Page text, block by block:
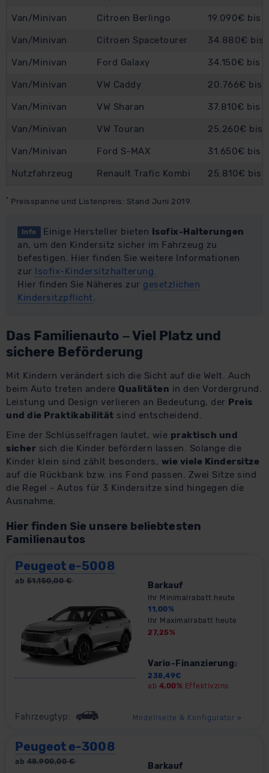
Van/Minivan Citroen Berlingo 19.090€ bis
Van/Minivan Citroen Spacetourer 34.880€ bis
Van/Minivan Ford Galaxy 34.150€ bis
Van/Minivan VW Caddy 20.766€ bis
Van/Minivan VW Sharan 37.810€ bis
Van/Minivan VW Touran 25.260€ bis
Van/Minivan Ford S-MAX 31.650€ bis
Nutzfahrzeug Renault Trafic Kombi 25.810€ bis
* Preisspanne und Listenpreis: Stand Juni 2019.
Info Einige Hersteller bieten Isofix-Halterungen
an, um den Kindersitz sicher im Fahrzeug zu
befestigen. Hier finden Sie weitere Informationen
zur Isofix-Kindersitzhalterung.
Hier finden Sie Näheres zur gesetzlichen
Kindersitzpflicht
Das Familienauto – Viel Platz und
sichere Beförderung
Mit Kindern verändert sich die Sicht auf die Welt. Auch
beim Auto treten andere Qualitäten in den Vordergrund.
Leistung und Design verlieren an Bedeutung, der Preis
und die Praktikabilität sind entscheidend.
Eine der Schlüsselfragen lautet, wie praktisch und
sicher sich die Kinder befördern lassen. Solange die
Kinder klein sind zählt besonders, wie viele Kindersitze
auf die Rückbank bzw. ins Fond passen. Zwei Sitze sind
die Regel - Autos für 3 Kindersitze sind hingegen die
Ausnahme.
Hier finden Sie unsere beliebtesten
Familienautos
Peugeot e-5008
ab 51.150,00€ Barkauf
Ihr Minimalrabatt heute
11,00%
Ihr Maximalrabatt heute
27,25%
Vario-Finanzierung2
238,49€
ab 4,00% Effektivzins
Fahrzeugtyp: Modellseite & Konfigurator »
Peugeot e-3008
ab 48.900,00€ Barkauf